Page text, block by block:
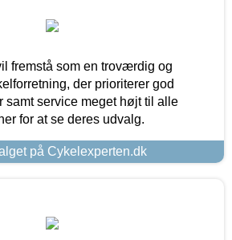
fremstå som en troværdig og
der prioriterer god
samt service meget højt til alle
for at se deres udvalg.
på Cykelexperten.dk